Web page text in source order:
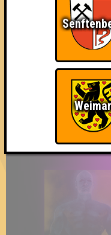
The Last of Us
Weimar